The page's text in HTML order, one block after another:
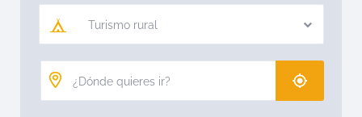
Turismo rural